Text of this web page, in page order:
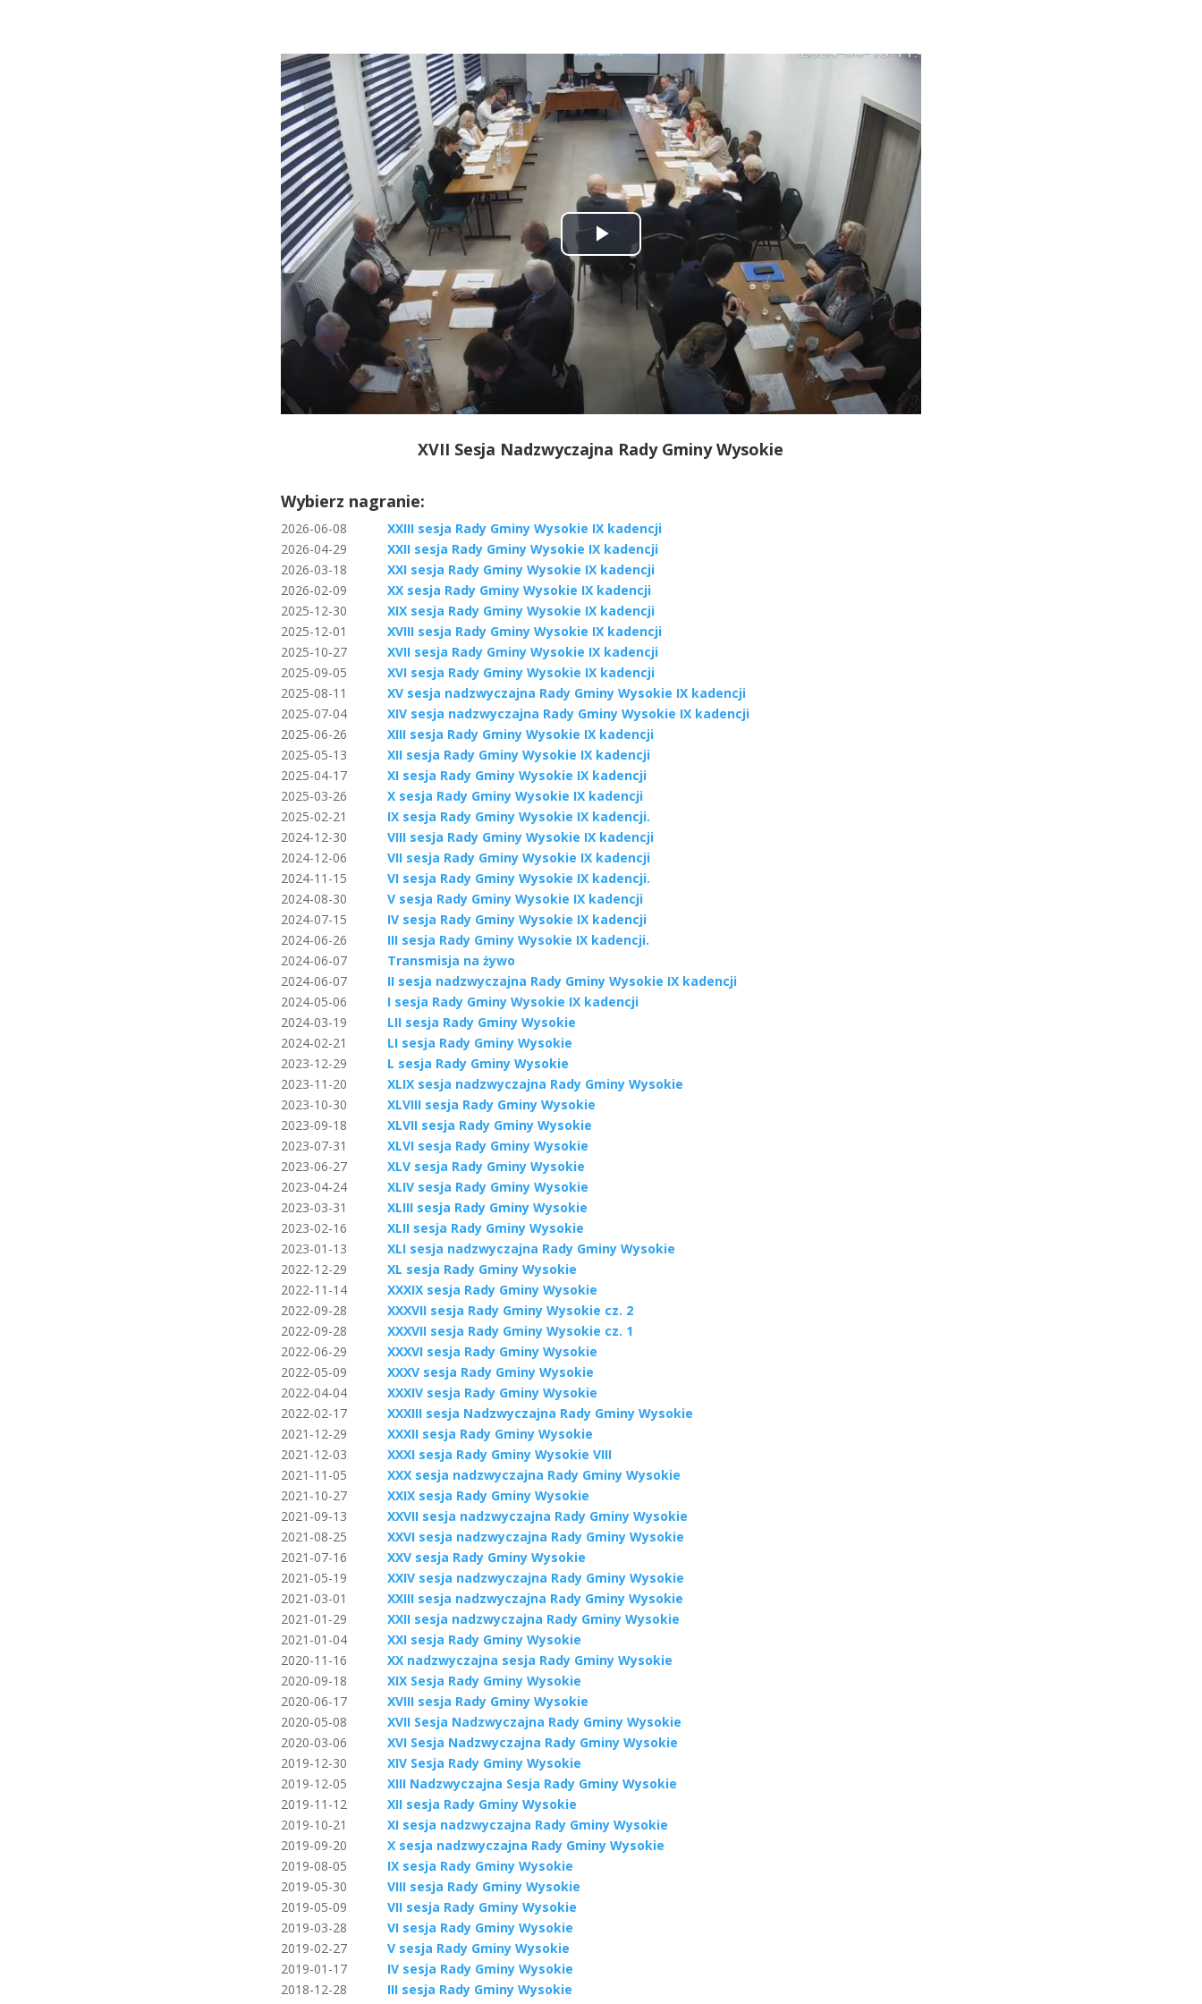
Play
Video
XVII Sesja Nadzwyczajna Rady Gminy Wysokie
Wybierz nagranie:
2026-06-08
XXIII sesja Rady Gminy Wysokie IX kadencji
2026-04-29
XXII sesja Rady Gminy Wysokie IX kadencji
2026-03-18
XXI sesja Rady Gminy Wysokie IX kadencji
2026-02-09
XX sesja Rady Gminy Wysokie IX kadencji
2025-12-30
XIX sesja Rady Gminy Wysokie IX kadencji
2025-12-01
XVIII sesja Rady Gminy Wysokie IX kadencji
2025-10-27
XVII sesja Rady Gminy Wysokie IX kadencji
2025-09-05
XVI sesja Rady Gminy Wysokie IX kadencji
2025-08-11
XV sesja nadzwyczajna Rady Gminy Wysokie IX kadencji
2025-07-04
XIV sesja nadzwyczajna Rady Gminy Wysokie IX kadencji
2025-06-26
XIII sesja Rady Gminy Wysokie IX kadencji
2025-05-13
XII sesja Rady Gminy Wysokie IX kadencji
2025-04-17
XI sesja Rady Gminy Wysokie IX kadencji
2025-03-26
X sesja Rady Gminy Wysokie IX kadencji
2025-02-21
IX sesja Rady Gminy Wysokie IX kadencji.
2024-12-30
VIII sesja Rady Gminy Wysokie IX kadencji
2024-12-06
VII sesja Rady Gminy Wysokie IX kadencji
2024-11-15
VI sesja Rady Gminy Wysokie IX kadencji.
2024-08-30
V sesja Rady Gminy Wysokie IX kadencji
2024-07-15
IV sesja Rady Gminy Wysokie IX kadencji
2024-06-26
III sesja Rady Gminy Wysokie IX kadencji.
2024-06-07
Transmisja na żywo
2024-06-07
II sesja nadzwyczajna Rady Gminy Wysokie IX kadencji
2024-05-06
I sesja Rady Gminy Wysokie IX kadencji
2024-03-19
LII sesja Rady Gminy Wysokie
2024-02-21
LI sesja Rady Gminy Wysokie
2023-12-29
L sesja Rady Gminy Wysokie
2023-11-20
XLIX sesja nadzwyczajna Rady Gminy Wysokie
2023-10-30
XLVIII sesja Rady Gminy Wysokie
2023-09-18
XLVII sesja Rady Gminy Wysokie
2023-07-31
XLVI sesja Rady Gminy Wysokie
2023-06-27
XLV sesja Rady Gminy Wysokie
2023-04-24
XLIV sesja Rady Gminy Wysokie
2023-03-31
XLIII sesja Rady Gminy Wysokie
2023-02-16
XLII sesja Rady Gminy Wysokie
2023-01-13
XLI sesja nadzwyczajna Rady Gminy Wysokie
2022-12-29
XL sesja Rady Gminy Wysokie
2022-11-14
XXXIX sesja Rady Gminy Wysokie
2022-09-28
XXXVII sesja Rady Gminy Wysokie cz. 2
2022-09-28
XXXVII sesja Rady Gminy Wysokie cz. 1
2022-06-29
XXXVI sesja Rady Gminy Wysokie
2022-05-09
XXXV sesja Rady Gminy Wysokie
2022-04-04
XXXIV sesja Rady Gminy Wysokie
2022-02-17
XXXIII sesja Nadzwyczajna Rady Gminy Wysokie
2021-12-29
XXXII sesja Rady Gminy Wysokie
2021-12-03
XXXI sesja Rady Gminy Wysokie VIII
2021-11-05
XXX sesja nadzwyczajna Rady Gminy Wysokie
2021-10-27
XXIX sesja Rady Gminy Wysokie
2021-09-13
XXVII sesja nadzwyczajna Rady Gminy Wysokie
2021-08-25
XXVI sesja nadzwyczajna Rady Gminy Wysokie
2021-07-16
XXV sesja Rady Gminy Wysokie
2021-05-19
XXIV sesja nadzwyczajna Rady Gminy Wysokie
2021-03-01
XXIII sesja nadzwyczajna Rady Gminy Wysokie
2021-01-29
XXII sesja nadzwyczajna Rady Gminy Wysokie
2021-01-04
XXI sesja Rady Gminy Wysokie
2020-11-16
XX nadzwyczajna sesja Rady Gminy Wysokie
2020-09-18
XIX Sesja Rady Gminy Wysokie
2020-06-17
XVIII sesja Rady Gminy Wysokie
2020-05-08
XVII Sesja Nadzwyczajna Rady Gminy Wysokie
2020-03-06
XVI Sesja Nadzwyczajna Rady Gminy Wysokie
2019-12-30
XIV Sesja Rady Gminy Wysokie
2019-12-05
XIII Nadzwyczajna Sesja Rady Gminy Wysokie
2019-11-12
XII sesja Rady Gminy Wysokie
2019-10-21
XI sesja nadzwyczajna Rady Gminy Wysokie
2019-09-20
X sesja nadzwyczajna Rady Gminy Wysokie
2019-08-05
IX sesja Rady Gminy Wysokie
2019-05-30
VIII sesja Rady Gminy Wysokie
2019-05-09
VII sesja Rady Gminy Wysokie
2019-03-28
VI sesja Rady Gminy Wysokie
2019-02-27
V sesja Rady Gminy Wysokie
2019-01-17
IV sesja Rady Gminy Wysokie
2018-12-28
III sesja Rady Gminy Wysokie